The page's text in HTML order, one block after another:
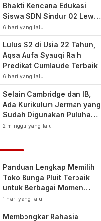
Bhakti Kencana Edukasi
Siswa SDN Sindur 02 Lewat
Program SIGERCEP
6 hari yang lalu
Lulus S2 di Usia 22 Tahun,
Aqsa Aufa Syauqi Raih
Predikat Cumlaude Terbaik
6 hari yang lalu
Selain Cambridge dan IB,
Ada Kurikulum Jerman yang
Sudah Digunakan Puluhan
Tahun di Indonesia
2 minggu yang lalu
Panduan Lengkap Memilih
Toko Bunga Pluit Terbaik
untuk Berbagai Momen
Spesial
1 hari yang lalu
Membongkar Rahasia